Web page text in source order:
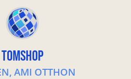
TOMSHOP
AMI OTTHON